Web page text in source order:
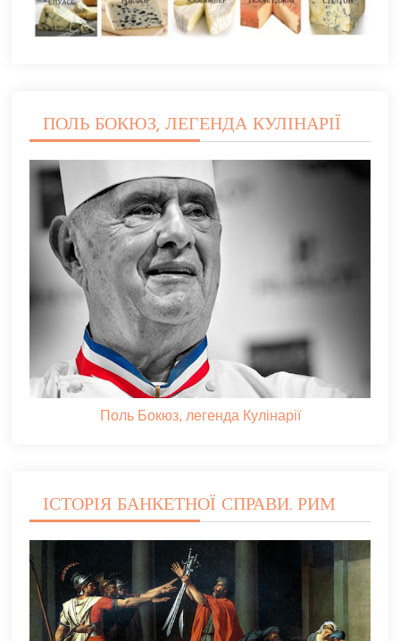
ПОЛЬ БОКЮЗ, ЛЕГЕНДА КУЛІНАРІЇ
Поль Бокюз, легенда Кулінарії
ІСТОРІЯ БАНКЕТНОЇ СПРАВИ. РИМ